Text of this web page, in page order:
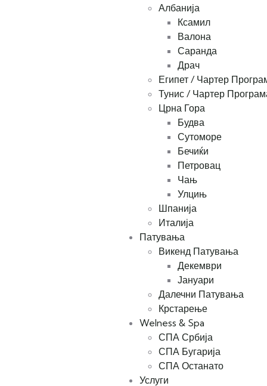
Албанија
Ксамил
Валона
Саранда
Драч
Египет / Чартер
Тунис / Чартер
Црна Гора
Будва
Сутоморе
Бечиќи
Петровац
Чањ
Улцињ
Шпанија
Италија
Патувања
Викенд Патувања
Декември
Јануари
Далечни Патувања
Крстарење
Welness & Spa
СПА Србија
СПА Бугарија
СПА Останато
Услуги